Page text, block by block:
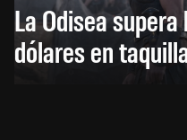
La Odisea
dólares en